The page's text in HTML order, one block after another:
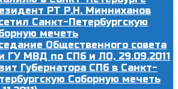
РТ Р.Н. Минниханов
Санкт-Петербургскую
мечеть
Общественного совета
ГУ МВД по СПб и ЛО, 29.09.2011
Губернатора СПб в Санкт-
Соборную мечеть